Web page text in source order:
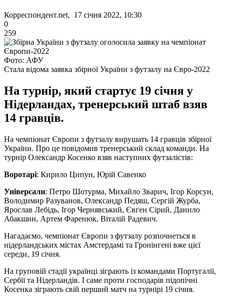
Корреспондент.net, 17 січня 2022, 10:30
0
259
Фото: АФУ
Стала відома заявка збірної України з футзалу на Євро-2022
На турнір, який стартує 19 січня у
Нідерландах, тренерський штаб взяв
14 гравців.
На чемпіонат Європи з футзалу вирушать 14 гравців збірної
України. Про це повідомив тренерський склад команди. На
турнір Олександр Косенко взяв наступних футзалістів:
Воротарі: Кирило Ципун, Юрій Савенко
Універсали: Петро Шотурма, Михайло Зварич, Ігор Корсун,
Володимир Разуванов, Олександр Педяш, Сергій Журба,
Ярослав Лебідь, Ігор Чернявський, Євген Сірий, Данило
Абакшин, Артем Фаренюк, Віталій Радевич.
Нагадаємо, чемпіонат Європи з футзалу розпочнеться в
нідерландських містах Амстердамі та Гронінгені вже цієї
середи, 19 січня.
На груповій стадії українці зіграють із командами Португалії,
Сербії та Нідерландів. І саме проти господарів підопічні
Косенка зіграють свій перший матч на турнірі 19 січня.